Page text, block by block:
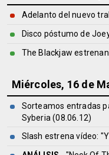
Adelanto del nuevo
Disco póstumo de
The Blackjaw
Miércoles, 16 de
Sorteamos entradas
Syberia (08.06.12)
Slash estrena vídeo: